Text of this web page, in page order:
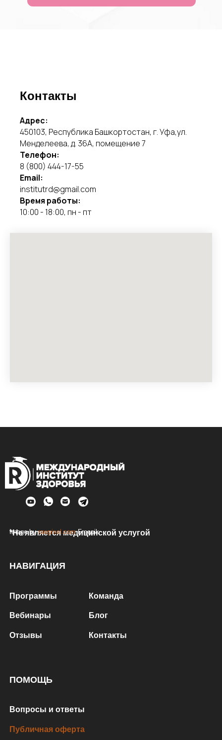
Контакты
Адрес:
450103, Республика Башкортостан, г. Уфа,ул.
Менделеева, д. 36А, помещение 7
Телефон:
8 (800) 444-17-55
Email:
institutrd@gmail.com
Время работы:
10:00 - 18:00, пн - пт
*Не является медицинской услугой
НАВИГАЦИЯ
ПОМОЩЬ
Программы
Вебинары
Отзывы
Команда
Блог
Контакты
Вопросы и ответы
Публичная оферта
Image byrawpixel.comFreepik